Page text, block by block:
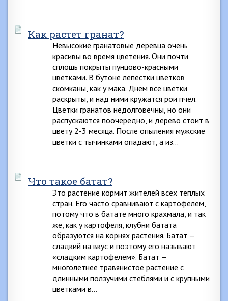
Как растет гранат?
Невысокие гранатовые деревца очень
красивы во время цветения. Они почти
сплошь покрыты пунцово-красными
цветками. В бутоне лепестки цветков
скомканы, как у мака. Днем все цветки
раскрыты, и над ними кружатся рои пчел.
Цветки гранатов недолговечны, но они
распускаются поочередно, и дерево стоит в
цвету 2-3 месяца. После опыления мужские
цветки с тычинками опадают, а из…
Что такое батат?
Это растение кормит жителей всех теплых
стран. Его часто сравнивают с картофелем,
потому что в батате много крахмала, и так
же, как у картофеля, клубни батата
образуются на корнях растения. Батат —
сладкий на вкус и поэтому его называют
«сладким картофелем». Батат —
многолетнее травянистое растение с
длинными ползучими стеблями и с крупными
цветками в…